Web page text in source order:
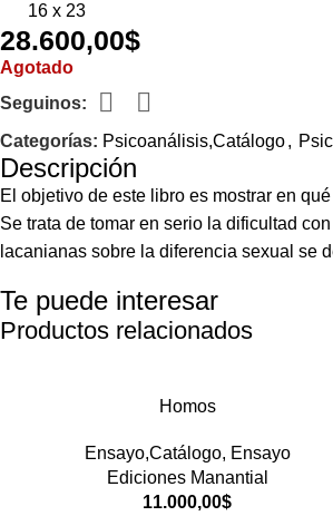
16 x 23
28.600,00$
Agotado
Seguinos:
Categorías: Psicoanálisis,Catálogo,
Descripción
El objetivo de este libro es mostrar en
Se trata de tomar en serio la dificultad
lacanianas sobre la diferencia sexual se
Te puede interesar
Productos relacionados
Homos
Ensayo,Catálogo, Ensayo
Ediciones Manantial
11.000,00$